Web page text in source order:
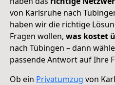
von Karlsruhe nach
haben wir die richtige
Fragen wollen, was kostet
nach Tübingen – dann
passende Antwort auf Ihre
Ob ein Privatumzug von